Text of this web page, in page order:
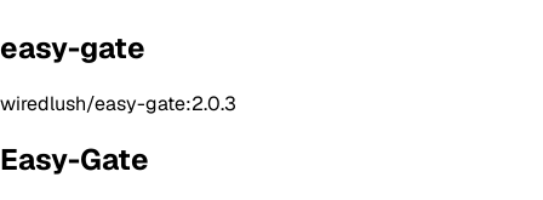
easy-gate
wiredlush/easy-gate:2.0.3
Easy-Gate